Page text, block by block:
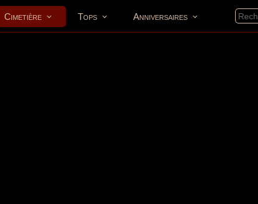
Cimetière Tops Anniversaires